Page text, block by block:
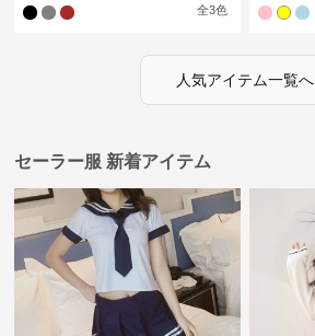
全3色
人気アイテム一覧へ
セーラー服 新着アイテム